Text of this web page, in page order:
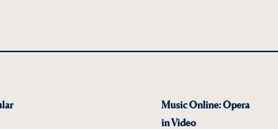
Music Online: Opera
in Video